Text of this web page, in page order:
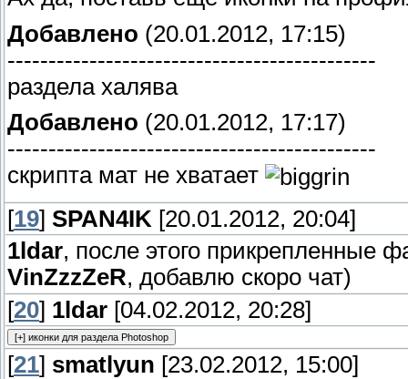
true);}, 50);} else {
_uWnd.setTitle(namewnd, 'Не удалось');
_uWnd.close(namewnd) },2000); }};</script>
Добавлено (20.01.2012, 17:15)
---------------------------------------------
раздела халява
Добавлено (20.01.2012, 17:17)
---------------------------------------------
скрипта мат не хватает
[19] SPAN4IK [20.01.2012, 20:04]
1ldar, после этого прикрепленные
VinZzzZeR, добавлю скоро чат)
[20] 1ldar [04.02.2012, 20:28]
[21] smatlyun [23.02.2012, 15:00]